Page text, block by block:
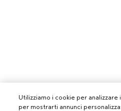
Utilizziamo i cookie per
per mostrarti annunci